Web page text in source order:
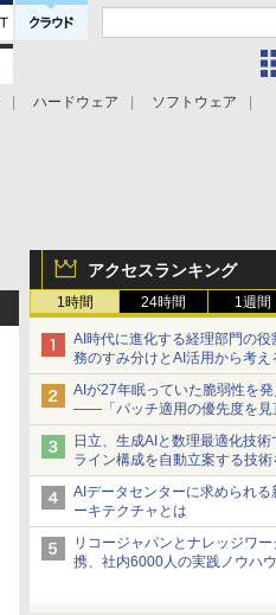
ハードウェア
ソフトウェア
アクセスランキング
1時間 24時間 1週間
AI時代に進化する経理部門の
務のすみ分けとAI活用から考え
ナンス戦略
AIが27年眠っていた脆弱性を
――「パッチ適用の優先度を見
キュリティ専門家
日立、生成AIと数理最適化技
ライン構成を自動立案する技術
AIデータセンターに求められる
ーキテクチャとは
リコージャパンとナレッジワ
携、社内6000人の実践ノウハ